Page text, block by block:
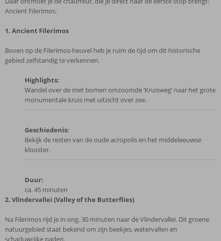
Ancient Filerimos.
1. Ancient Filerimos
Boven op de Filerimos-heuvel heb je ruim de tijd om dit historische
gebied zelfstandig te verkennen.
Highlights:
Wandel over de met bomen omzoomde ‘Kruisweg’ naar het grote
monumentale kruis met uitzicht over zee.
Geschiedenis:
Bekijk de resten van de oude acropolis en het middeleeuwse
klooster.
Duur:
ca. 45 minuten
2. Vlindervallei (Valley of the Butterflies)
Na Filerimos rijd je in ong. 30 minuten naar de Vlindervallei. Dit groene
natuurgebied staat bekend om zijn beekjes, watervallen en
schaduwrijke paden.